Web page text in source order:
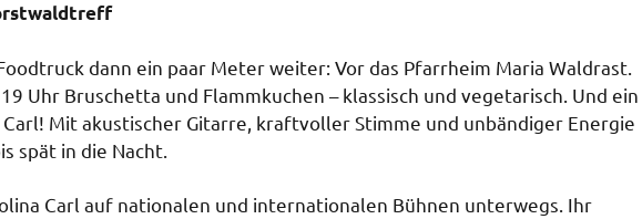
dann ein paar Meter weiter: Vor das Pfarrheim Maria Waldrast.
Uhr Bruschetta und Flammkuchen – klassisch und vegetarisch. Und ein
Mit akustischer Gitarre, kraftvoller Stimme und unbändiger Energie
spät in die Nacht.
Carl auf nationalen und internationalen Bühnen unterwegs. Ihr